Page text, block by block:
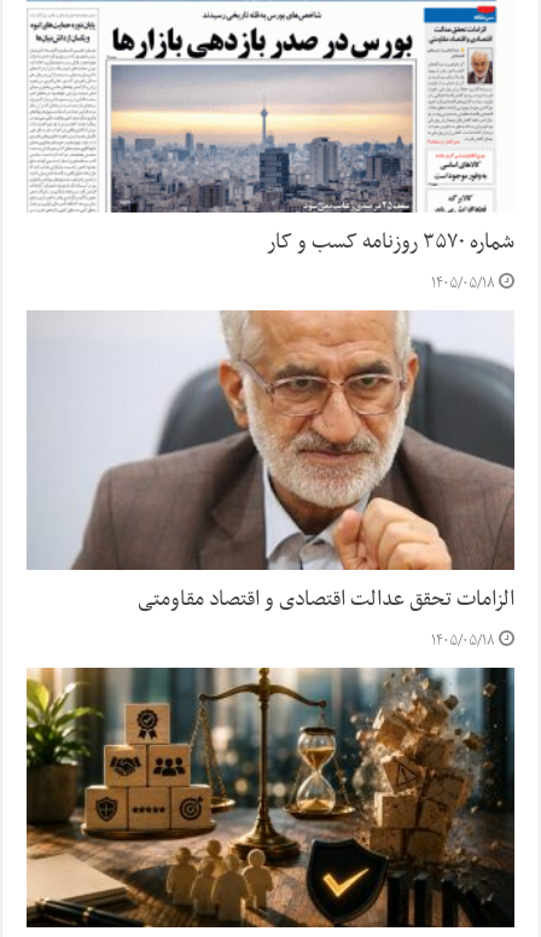
شماره ۳۵۷۰ روزنامه کسب و کار
۱۴۰۵/۰۵/۱۸
الزامات تحقق عدالت اقتصادی و اقتصاد مقاومتی
۱۴۰۵/۰۵/۱۸